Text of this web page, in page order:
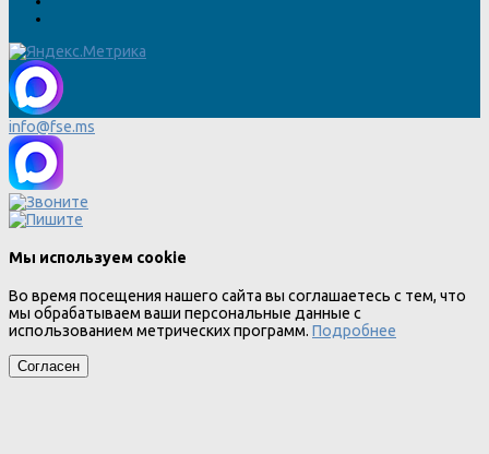
info@fse.ms
Мы используем cookie
Во время посещения нашего сайта вы соглашаетесь с тем, что
мы обрабатываем ваши персональные данные с
использованием метрических программ. Подробнее
Согласен